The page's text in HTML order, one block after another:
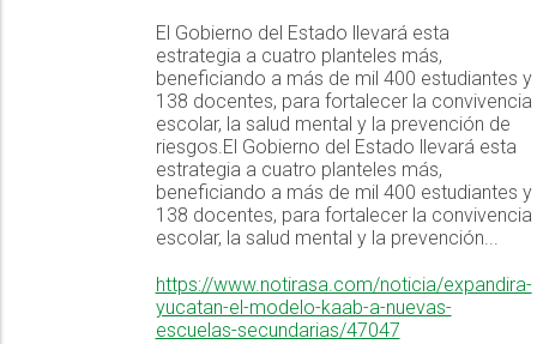
El Gobierno del Estado llevará esta
estrategia a cuatro planteles más,
beneficiando a más de mil 400 estudiantes y
138 docentes, para fortalecer la convivencia
escolar, la salud mental y la prevención de
riesgos.El Gobierno del Estado llevará esta
estrategia a cuatro planteles más,
beneficiando a más de mil 400 estudiantes y
138 docentes, para fortalecer la convivencia
escolar, la salud mental y la prevención...
https://www.notirasa.com/noticia/expandira-
yucatan-el-modelo-kaab-a-nuevas-
escuelas-secundarias/47047